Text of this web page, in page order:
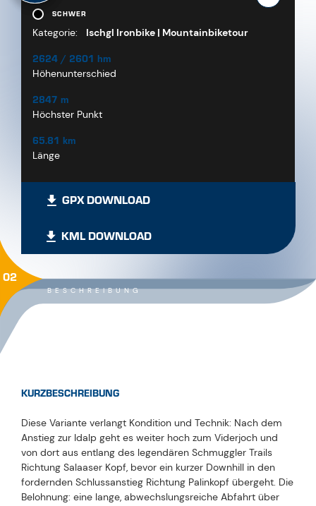
SCHWER
Kategorie:
Ischgl Ironbike | Mountainbiketour
2624 / 2601 hm
Höhenunterschied
2847 m
Höchster Punkt
65.81 km
Länge
GPX DOWNLOAD
KML DOWNLOAD
BESCHREIBUNG
02
KURZBESCHREIBUNG
Diese Variante verlangt Kondition und Technik: Nach dem
Anstieg zur Idalp geht es weiter hoch zum Viderjoch und
von dort aus entlang des legendären Schmuggler Trails
Richtung Salaaser Kopf, bevor ein kurzer Downhill in den
fordernden Schlussanstieg Richtung Palinkopf übergeht. Die
Belohnung: eine lange, abwechslungsreiche Abfahrt über